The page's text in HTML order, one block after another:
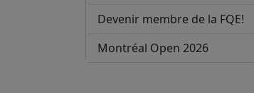
Devenir membre de la FQE!
Montréal Open 2026